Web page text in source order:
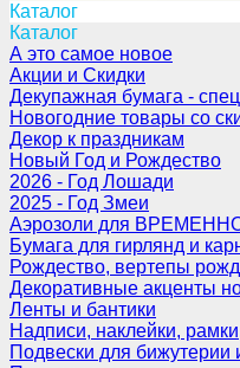
Каталог
Каталог
А это самое новое
Акции и Скидки
Декупажная бумага -
Новогодние товары со
Декор к праздникам
Новый Год и Рождество
2026 - Год Лошади
2025 - Год Змеи
Аэрозоли для
Бумага для гирлянд и
Рождество, вертепы
Декоративные акценты
Ленты и бантики
Надписи, наклейки,
Подвески для бижутерии